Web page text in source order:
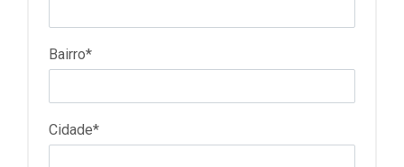
Bairro*
Cidade*